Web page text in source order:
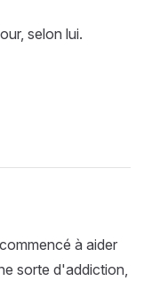
selon lui.
à aider
sorte d'addiction,